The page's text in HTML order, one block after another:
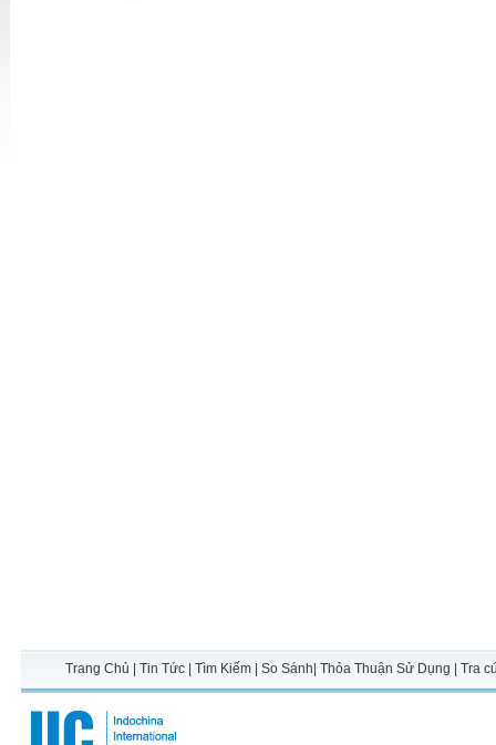
Trang Chủ Tin Tức Tìm Kiếm So Sánh Thỏa Thuận Sử Dụng Tra